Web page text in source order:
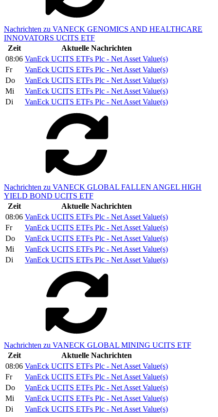
Nachrichten zu VANECK GENOMICS AND HEALTHCARE
INNOVATORS UCITS ETF
Zeit
Aktuelle Nachrichten
08:06 VanEck UCITS ETFs Plc - Net Asset Value(s)
Fr
VanEck UCITS ETFs Plc - Net Asset Value(s)
Do
VanEck UCITS ETFs Plc - Net Asset Value(s)
Mi
VanEck UCITS ETFs Plc - Net Asset Value(s)
Di
VanEck UCITS ETFs Plc - Net Asset Value(s)
Nachrichten zu VANECK GLOBAL FALLEN ANGEL HIGH
YIELD BOND UCITS ETF
Zeit
Aktuelle Nachrichten
08:06 VanEck UCITS ETFs Plc - Net Asset Value(s)
Fr
VanEck UCITS ETFs Plc - Net Asset Value(s)
Do
VanEck UCITS ETFs Plc - Net Asset Value(s)
Mi
VanEck UCITS ETFs Plc - Net Asset Value(s)
Di
VanEck UCITS ETFs Plc - Net Asset Value(s)
Nachrichten zu VANECK GLOBAL MINING UCITS ETF
Zeit
Aktuelle Nachrichten
08:06 VanEck UCITS ETFs Plc - Net Asset Value(s)
Fr
VanEck UCITS ETFs Plc - Net Asset Value(s)
Do
VanEck UCITS ETFs Plc - Net Asset Value(s)
Mi
VanEck UCITS ETFs Plc - Net Asset Value(s)
Di
VanEck UCITS ETFs Plc - Net Asset Value(s)